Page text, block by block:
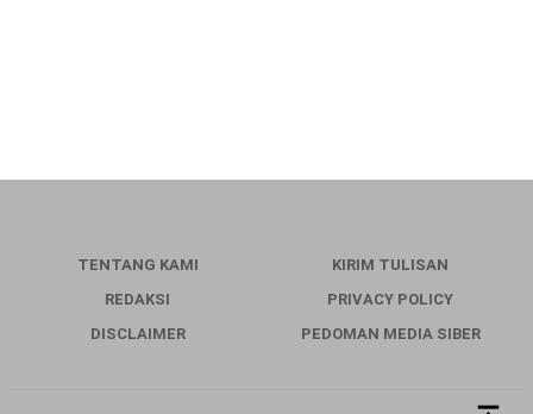
TENTANG KAMI
KIRIM TULISAN
REDAKSI
PRIVACY POLICY
DISCLAIMER
PEDOMAN MEDIA SIBER